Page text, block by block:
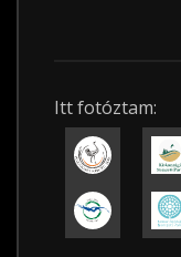
Itt fotóztam: